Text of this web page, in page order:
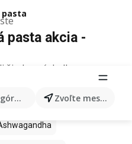
produkty... Zvoľte mesto
pasta
pasta akcia -
výsledky.